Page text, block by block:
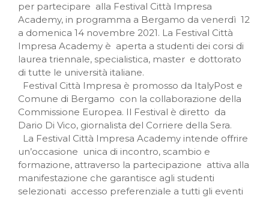
per partecipare alla Festival Città Impresa
Academy, in programma a Bergamo da venerdì 12
a domenica 14 novembre 2021. La Festival Città
Impresa Academy è aperta a studenti dei corsi di
laurea triennale, specialistica, master e dottorato
di tutte le università italiane.
Festival Città Impresa è promosso da ItalyPost e
Comune di Bergamo con la collaborazione della
Commissione Europea. Il Festival è diretto da
Dario Di Vico, giornalista del Corriere della Sera.
La Festival Città Impresa Academy intende offrire
un’occasione unica di incontro, scambio e
formazione, attraverso la partecipazione attiva alla
manifestazione che garantisce agli studenti
selezionati accesso preferenziale a tutti gli eventi